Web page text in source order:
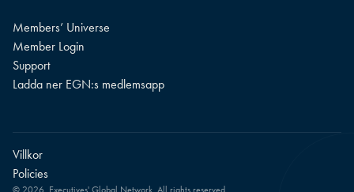
Members’ Universe
Member Login
Support
Ladda ner EGN:s medlemsapp
© 2026. Executives' Global Network. All rights reserved.
Villkor
Policies